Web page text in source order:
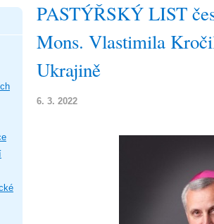
PASTÝŘSKÝ LIST
Mons. Vlastimila
Ukrajině
6. 3. 2022